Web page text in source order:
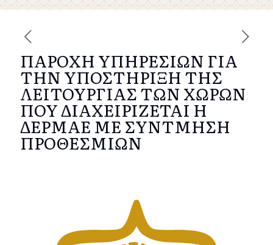
ΠΑΡΟΧΗ ΥΠΗΡΕΣΙΩΝ ΓΙΑ
ΤΗΝ ΥΠΟΣΤΗΡΙΞΗ ΤΗΣ
ΛΕΙΤΟΥΡΓΙΑΣ ΤΩΝ ΧΩΡΩΝ
ΠΟΥ ΔΙΑΧΕΙΡΙΖΕΤΑΙ Η
ΔΕΡΜΑΕ ΜΕ ΣΥΝΤΜΗΣΗ
ΠΡΟΘΕΣΜΙΩΝ